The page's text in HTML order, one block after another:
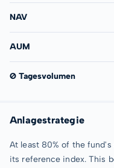
NAV
AUM
Ø Tagesvolumen
Anlagestrategie
At least 80% of the
its reference index. This